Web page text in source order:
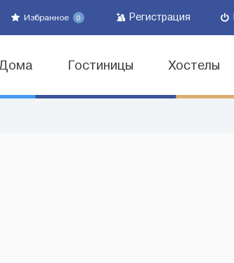
Избранное 0 Регистрация
Гостиницы Хостелы